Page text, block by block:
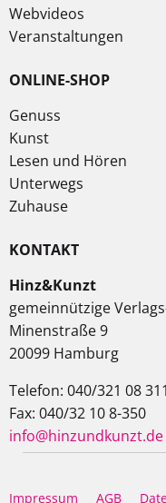
Webvideos
Veranstaltungen
ONLINE-SHOP
Genuss
Kunst
Lesen und Hören
Unterwegs
Zuhause
KONTAKT
Hinz&Kunzt
gemeinnützige
Minenstraße 9
20099 Hamburg
Telefon: 040/321 08 311
Fax: 040/32 10 8-350
info@hinzundkunzt.de
Impressum AGB